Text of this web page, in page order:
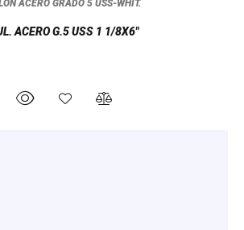
ACERO GRADO 5 USS-WHIT.
ACERO G.5 USS 1 1/8X6"